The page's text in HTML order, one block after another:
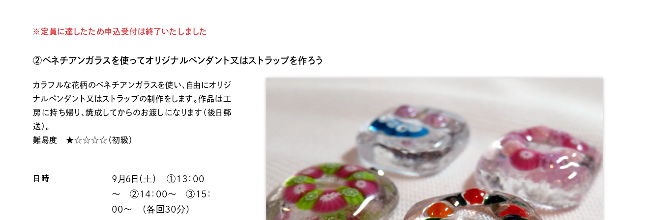
※定員に達したため申込受付は終了いたしました
②ベネチアンガラスを使ってオリジナルペンダント又はストラップを作ろう
カラフルな花柄のベネチアンガラスを使い、自由にオリジ
ナルペンダント又はストラップの制作をします。作品は工
房に持ち帰り、焼成してからのお渡しになります（後日郵
送）。
難易度 ★☆☆☆☆（初級）
日時
9月6日（土） ①13：00
～ ②14：00～ ③15：
00～ （各回30分）